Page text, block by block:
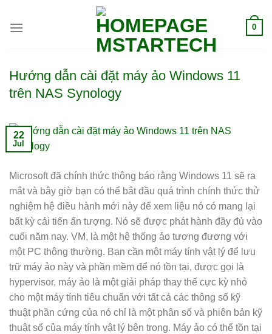
0
Hướng dẫn cài đặt máy ảo Windows 11
trên NAS Synology
22
Jul
Microsoft đã chính thức thông báo rằng Windows 11 sẽ ra
mắt và bây giờ bạn có thể bắt đầu quá trình chính thức thử
nghiệm hệ điều hành mới này để xem liệu nó có mang lại
bất kỳ cải tiến ấn tượng. Nó sẽ được phát hành đầy đủ vào
cuối năm nay. VM, là một hệ thống ảo tương đương với
một PC thông thường. Bạn cần một máy tính vật lý để lưu
trữ máy ảo này và phần mềm để nó tồn tại, được gọi là
hypervisor, máy ảo là một giải pháp thay thế cực kỳ nhỏ
cho một máy tính tiêu chuẩn với tất cả các thông số kỹ
thuật phần cứng của nó chỉ là một phân số và phiên bản kỹ
thuật số của máy tính vật lý bên trong. Máy ảo có thể tồn tại